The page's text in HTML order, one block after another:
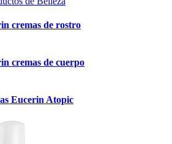
cremas de rostro
cremas de cuerpo
Eucerin Atopic